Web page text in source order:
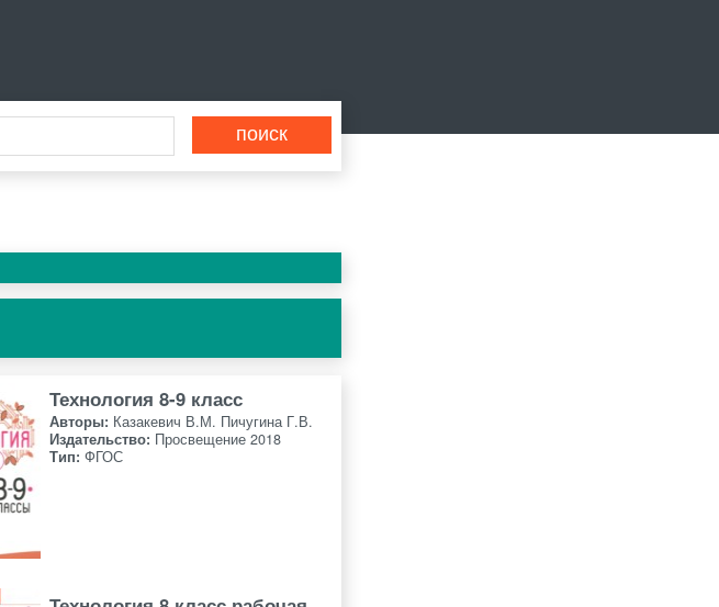
Технология 8-9 класс
Авторы: Казакевич В.М. Пичугина Г.В.
Издательство: Просвещение 2018
Тип:ФГОС